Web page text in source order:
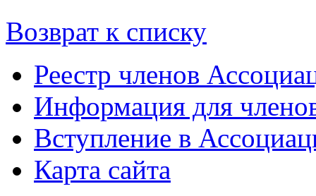
Возврат к списку
Реестр членов
Информация для
Вступление в
Карта сайта